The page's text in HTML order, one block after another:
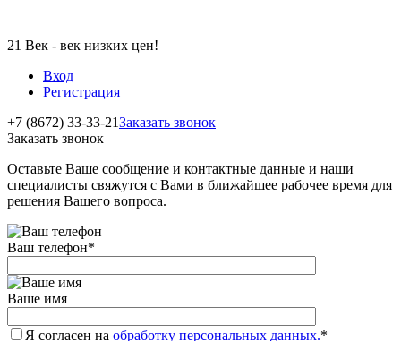
21 Век - век низких цен!
Вход
Регистрация
+7 (8672) 33-33-21Заказать звонок
Заказать звонок
Оставьте Ваше сообщение и контактные данные и наши
специалисты свяжутся с Вами в ближайшее рабочее время для
решения Вашего вопроса.
Ваш телефон*
Ваше имя
Я согласен на обработку персональных данных.*